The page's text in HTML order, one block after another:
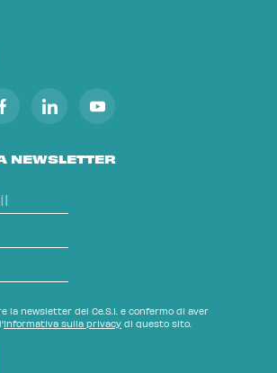
NEWSLETTER
la newsletter del Ce.S.I. e confermo di aver
Informativa sulla privacy di questo sito.